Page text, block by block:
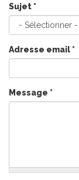
Sujet*
Adresse email*
Message *